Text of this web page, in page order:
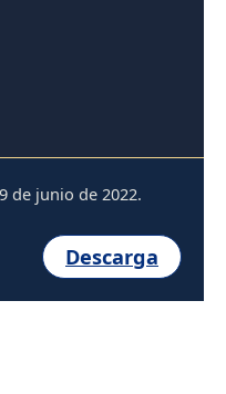
de junio de 2022.
Descarga